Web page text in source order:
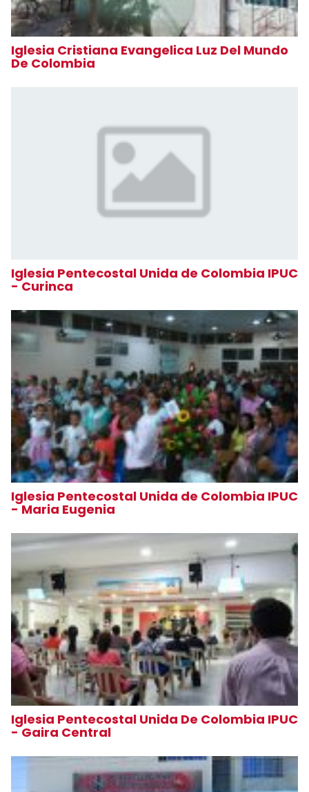
Iglesia Cristiana Evangelica Luz Del Mundo
De Colombia
Iglesia Pentecostal Unida de Colombia IPUC
- Curinca
Iglesia Pentecostal Unida de Colombia IPUC
- Maria Eugenia
Iglesia Pentecostal Unida De Colombia IPUC
- Gaira Central